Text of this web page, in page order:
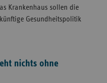
Krankenhaus sollen die
Gesundheitspolitik
nichts ohne